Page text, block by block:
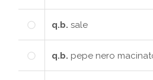
q.b. sale
q.b. pepe nero